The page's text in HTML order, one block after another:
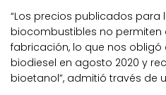
“Los precios publicados
biocombustibles no permiten
fabricación, lo que nos
biodiesel en agosto 2020 y
bioetanol”, admitió través de